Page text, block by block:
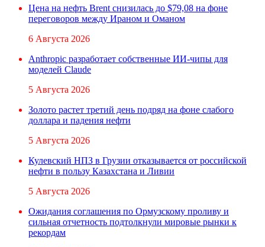
Цена на нефть Brent снизилась до $79,08 на фоне
переговоров между Ираном и Оманом
6 Августа 2026
Anthropic разработает собственные ИИ-чипы для
моделей Claude
5 Августа 2026
Золото растет третий день подряд на фоне слабого
доллара и падения нефти
5 Августа 2026
Кулевский НПЗ в Грузии отказывается от российской
нефти в пользу Казахстана и Ливии
5 Августа 2026
Ожидания соглашения по Ормузскому проливу и
сильная отчетность подтолкнули мировые рынки к
рекордам